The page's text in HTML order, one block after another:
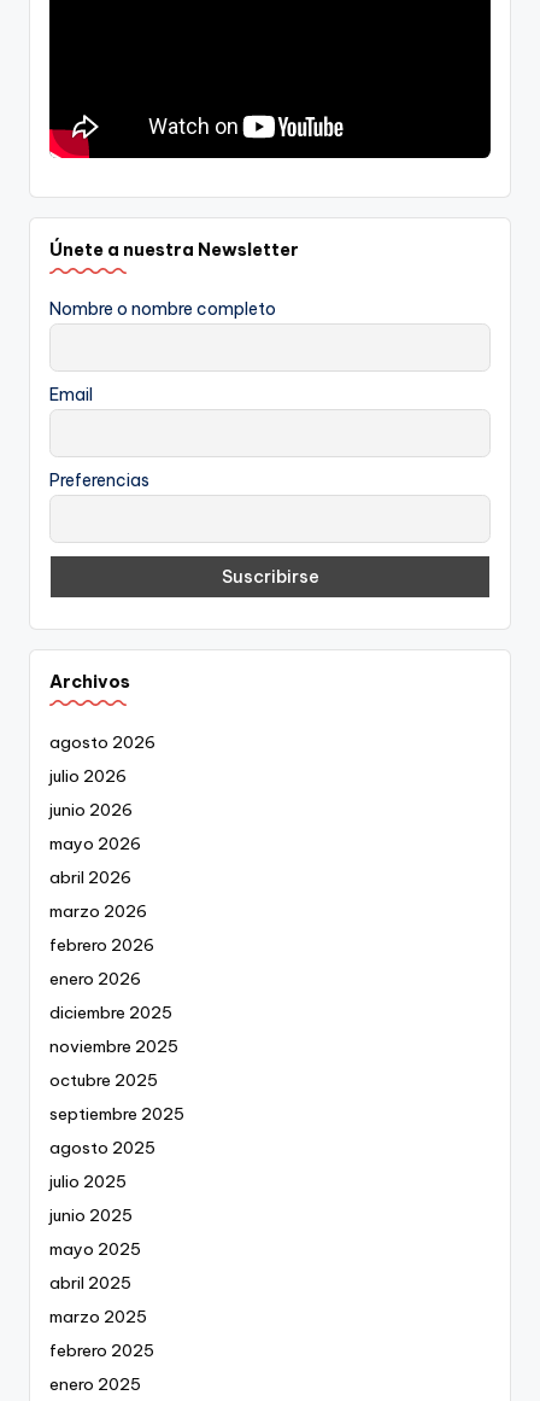
Únete a nuestra Newsletter
Nombre o nombre completo
Email
Preferencias
Archivos
agosto 2026
julio 2026
junio 2026
mayo 2026
abril 2026
marzo 2026
febrero 2026
enero 2026
diciembre 2025
noviembre 2025
octubre 2025
septiembre 2025
agosto 2025
julio 2025
junio 2025
mayo 2025
abril 2025
marzo 2025
febrero 2025
enero 2025